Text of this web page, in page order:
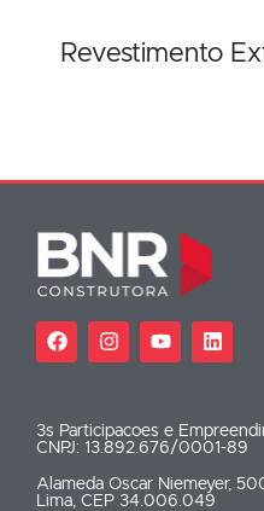
Revestimento
3s Participacoes e
CNPJ: 13.892.676/0001-89
Alameda Oscar Niemeyer,
Lima, CEP 34.006.049